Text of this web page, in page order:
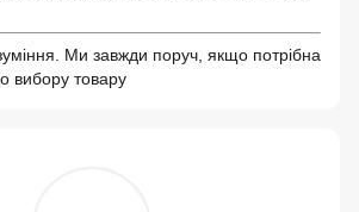
Ми завжди поруч, якщо потрібна
вибору товару